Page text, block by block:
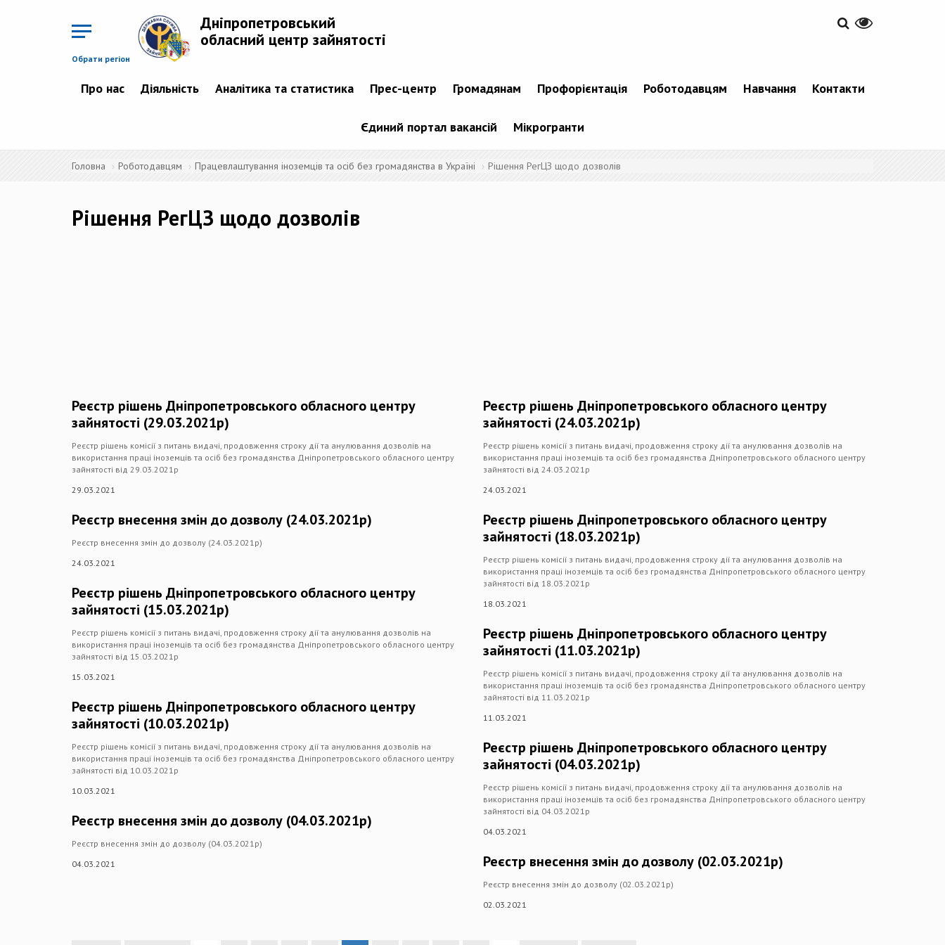
Обрати регіон
Дніпропетровський
обласний центр зайнятості
Про нас Діяльність Аналітика та статистика Прес-центр Громадянам Профорієнтація Роботодавцям Навчання Контакти
Єдиний портал вакансій Мікрогранти
Головна Роботодавцям Працевлаштування іноземців та осіб без громадянства в Україні Рішення РегЦЗ щодо дозволів
Рішення РегЦЗ щодо дозволів
Реєстр рішень Дніпропетровського обласного центру
зайнятості (29.03.2021р)
Реєстр рішень комісії з питань видачі, продовження строку дії та анулювання дозволів на
використання праці іноземців та осіб без громадянства Дніпропетровського обласного центру
зайнятості від 29.03.2021р
29.03.2021
Реєстр внесення змін до дозволу (24.03.2021р)
Реєстр внесення змін до дозволу (24.03.2021р)
24.03.2021
Реєстр рішень Дніпропетровського обласного центру
зайнятості (15.03.2021р)
Реєстр рішень комісії з питань видачі, продовження строку дії та анулювання дозволів на
використання праці іноземців та осіб без громадянства Дніпропетровського обласного центру
зайнятості від 15.03.2021р
15.03.2021
Реєстр рішень Дніпропетровського обласного центру
зайнятості (10.03.2021р)
Реєстр рішень комісії з питань видачі, продовження строку дії та анулювання дозволів на
використання праці іноземців та осіб без громадянства Дніпропетровського обласного центру
зайнятості від 10.03.2021р
10.03.2021
Реєстр внесення змін до дозволу (04.03.2021р)
Реєстр внесення змін до дозволу (04.03.2021р)
04.03.2021
Реєстр рішень Дніпропетровського обласного центру
зайнятості (24.03.2021р)
Реєстр рішень комісії з питань видачі, продовження строку дії та анулювання дозволів на
використання праці іноземців та осіб без громадянства Дніпропетровського обласного центру
зайнятості від 24.03.2021р
24.03.2021
Реєстр рішень Дніпропетровського обласного центру
зайнятості (18.03.2021р)
Реєстр рішень комісії з питань видачі, продовження строку дії та анулювання дозволів на
використання праці іноземців та осіб без громадянства Дніпропетровського обласного центру
зайнятості від 18.03.2021р
18.03.2021
Реєстр рішень Дніпропетровського обласного центру
зайнятості (11.03.2021р)
Реєстр рішень комісії з питань видачі, продовження строку дії та анулювання дозволів на
використання праці іноземців та осіб без громадянства Дніпропетровського обласного центру
зайнятості від 11.03.2021р
11.03.2021
Реєстр рішень Дніпропетровського обласного центру
зайнятості (04.03.2021р)
Реєстр рішень комісії з питань видачі, продовження строку дії та анулювання дозволів на
використання праці іноземців та осіб без громадянства Дніпропетровського обласного центру
зайнятості від 04.03.2021р
04.03.2021
Реєстр внесення змін до дозволу (02.03.2021р)
Реєстр внесення змін до дозволу (02.03.2021р)
02.03.2021